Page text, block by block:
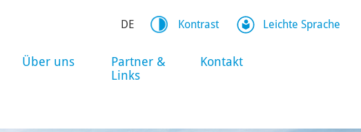
Über uns
Partner &
Links
Kontakt
DE Kontrast Leichte Sprache